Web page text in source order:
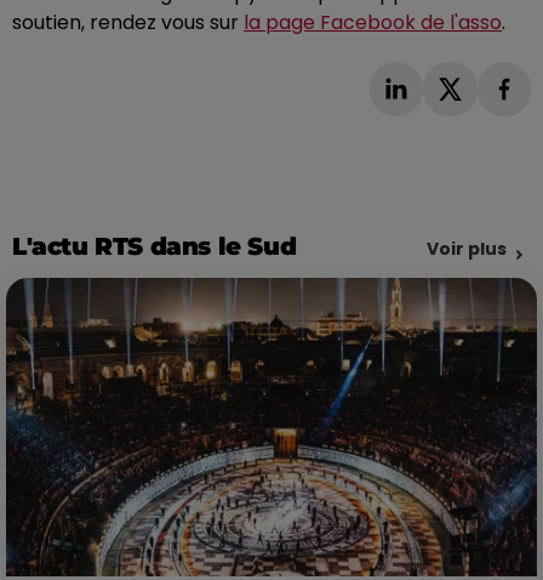
soutien, rendez vous sur la page Facebook de l'asso.
L'actu RTS dans le Sud Voir plus